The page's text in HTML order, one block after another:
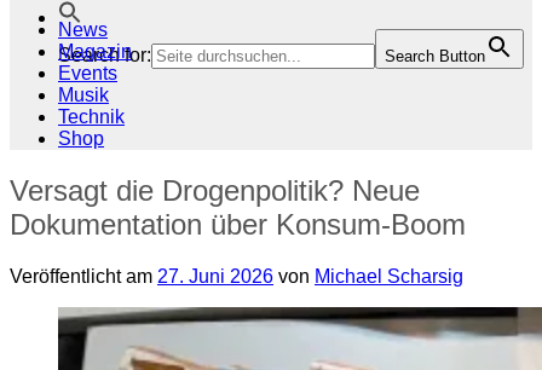
Search for: Search Button
News
Magazin
Events
Musik
Technik
Shop
Versagt die Drogenpolitik? Neue
Dokumentation über Konsum-Boom
Veröffentlicht am 27. Juni 2026 von Michael Scharsig